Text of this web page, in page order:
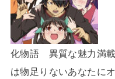
化物語 異質な魅力満
は物足りないあなたに